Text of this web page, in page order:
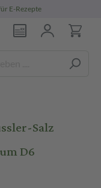
E-Rezepte
Salz
D6